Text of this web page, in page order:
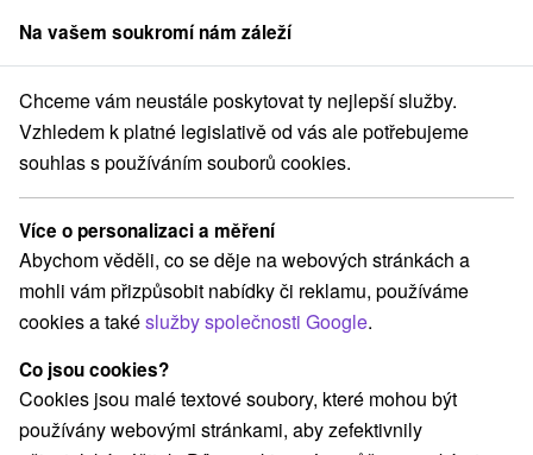
člen skupinySorger
Pobyty na Slovensku Pobyty pro seniory Podunajsko
Pobyty pro seniory Podunajsko
Kategorie
Všechny kategorie
Pobyty v akci(6)
Wellness pobyty(19) Víkendové pobyty(14)
Romantické pobyty
Rodinné pobyty(12)
Na vašem soukromí nám záleží
Chceme vám neustále poskytovat ty nejlepší služby.
Vzhledem k platné legislativě od vás ale potřebujeme
souhlas s používáním souborů cookies.
Více o personalizaci a měření
Abychom věděli, co se děje na webových stránkách a
mohli vám přizpůsobit nabídky či reklamu, používáme
cookies a takéslužby společnosti Google.
Co jsou cookies?
Cookies jsou malé textové soubory, které mohou být
používány webovými stránkami, aby zefektivnily